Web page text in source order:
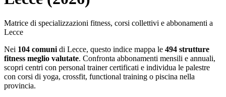
Matrice di specializzazioni fitness, corsi collettivi e abbonamenti a
Lecce
Nei 104 comuni di Lecce, questo indice mappa le 494 strutture
fitness meglio valutate. Confronta abbonamenti mensili e annuali,
scopri centri con personal trainer certificati e individua le palestre
con corsi di yoga, crossfit, functional training o piscina nella
provincia.